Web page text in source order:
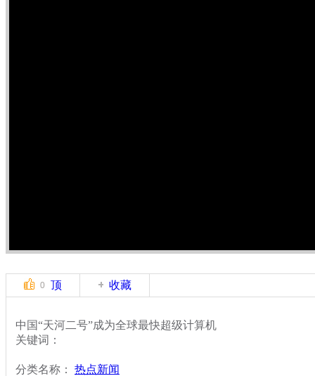
0 顶 收藏
中国“天河二号”成为全球最快超级计算机
关键词：
分类名称： 热点新闻